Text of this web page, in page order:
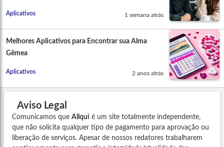
Aplicativos 1 semana atrás
Melhores Aplicativos para Encontrar sua Alma
Gêmea
Aplicativos 2 anos atrás
Aviso Legal
Comunicamos que Allqui é um site totalmente independente,
que não solicita qualquer tipo de pagamento para aprovação ou
liberação de serviços. Apesar de nossos redatores trabalharem